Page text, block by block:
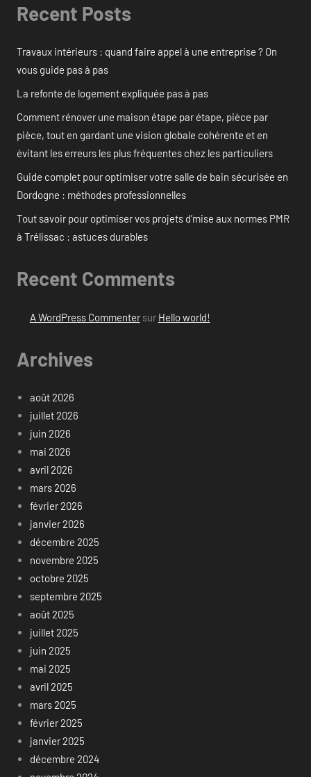
Recent Posts
Travaux intérieurs : quand faire appel à une entreprise ? On
vous guide pas à pas
La refonte de logement expliquée pas à pas
Comment rénover une maison étape par étape, pièce par
pièce, tout en gardant une vision globale cohérente et en
évitant les erreurs les plus fréquentes chez les particuliers
Guide complet pour optimiser votre salle de bain sécurisée en
Dordogne : méthodes professionnelles
Tout savoir pour optimiser vos projets d’mise aux normes PMR
à Trélissac : astuces durables
Recent Comments
A WordPress Commentersur Hello world!
Archives
août 2026
juillet 2026
juin 2026
mai 2026
avril 2026
mars 2026
février 2026
janvier 2026
décembre 2025
novembre 2025
octobre 2025
septembre 2025
août 2025
juillet 2025
juin 2025
mai 2025
avril 2025
mars 2025
février 2025
janvier 2025
décembre 2024